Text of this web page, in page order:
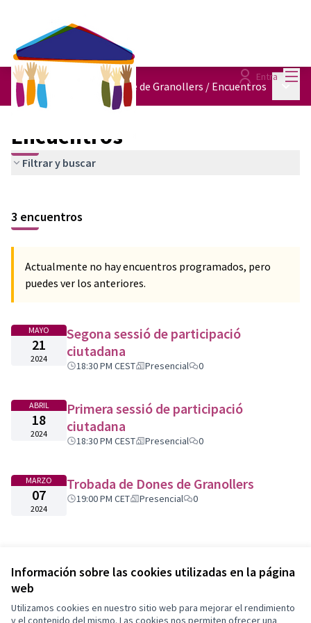
Información sobre las cookies utilizadas en la página
web
Utilizamos cookies en nuestro sitio web para mejorar el rendimiento
y el contenido del mismo. Las cookies nos permiten ofrecer una
Entra
IV Pla d'Igualtat de Gènere de Granollers / Encuentros
Encuentros
Filtrar y buscar
3 encuentros
Actualmente no hay encuentros programados, pero
puedes ver los anteriores.
MAYO
21
2024
Segona sessió de participació
ciutadana
18:30 PM CEST Presencial 0
ABRIL
18
2024
Primera sessió de participació
ciutadana
18:30 PM CEST Presencial 0
MARZO
07
2024
Trobada de Dones de Granollers
19:00 PM CET Presencial 0